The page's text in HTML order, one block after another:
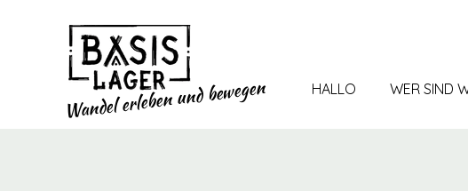
Wandel erlebenund bewegen HALLO WER SIND